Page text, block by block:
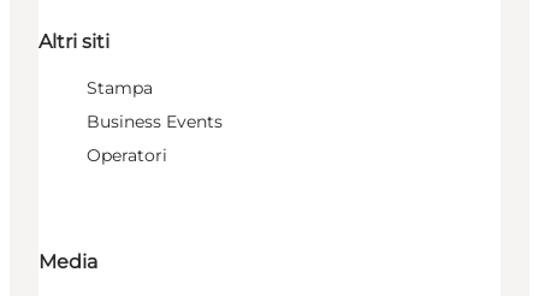
Altri siti
Stampa
Business Events
Operatori
Media